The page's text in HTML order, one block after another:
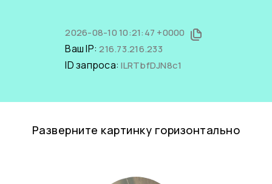
2026-08-10 10:21:47 +0000
Ваш IP:216.73.216.233
ID запроса:lLRTbfDJN8c1
Разверните картинку горизонтально